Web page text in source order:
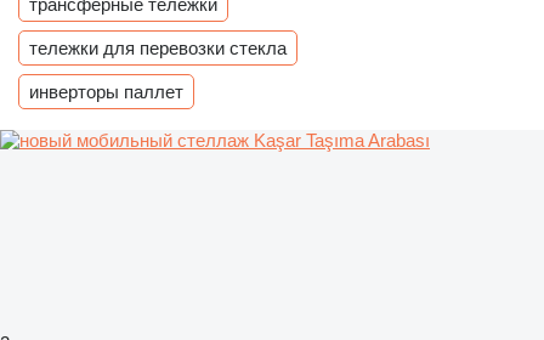
трансферные тележки
тележки для перевозки стекла
инверторы паллет